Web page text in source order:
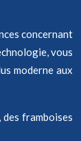
concernant
vous
moderne aux
framboises